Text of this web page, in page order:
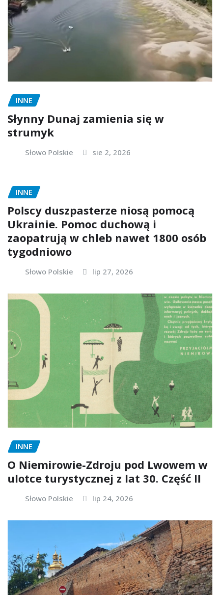
INNE
Słynny Dunaj zamienia się w
strumyk
Słowo Polskie sie 2, 2026
INNE
Polscy duszpasterze niosą pomocą
Ukrainie. Pomoc duchową i
zaopatrują w chleb nawet 1800 osób
tygodniowo
Słowo Polskie lip 27, 2026
INNE
O Niemirowie-Zdroju pod Lwowem w
ulotce turystycznej z lat 30. Część II
Słowo Polskie lip 24, 2026